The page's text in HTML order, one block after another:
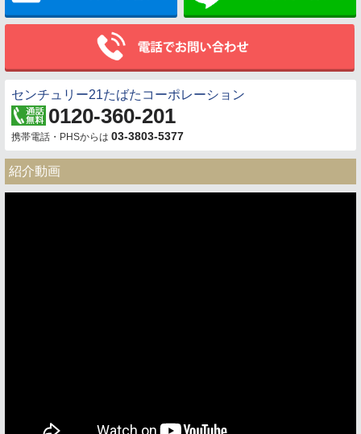
センチュリー21たばたコーポレーション
0120-360-201
携帯電話・PHSからは 03-3803-5377
紹介動画